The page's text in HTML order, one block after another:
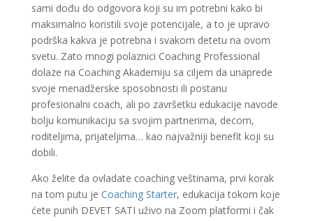
sami dođu do odgovora koji su im potrebni kako bi
maksimalno koristili svoje potencijale, a to je upravo
podrška kakva je potrebna i svakom detetu na ovom
svetu. Zato mnogi polaznici Coaching Professional
dolaze na Coaching Akademiju sa ciljem da unaprede
svoje menadžerske sposobnosti ili postanu
profesionalni coach, ali po završetku edukacije navode
bolju komunikaciju sa svojim partnerima, decom,
roditeljima, prijateljima… kao najvažniji benefit koji su
dobili.
Ako želite da ovladate coaching veštinama, prvi korak
na tom putu je Coaching Starter, edukacija tokom koje
ćete punih DEVET SATI uživo na Zoom platformi i čak